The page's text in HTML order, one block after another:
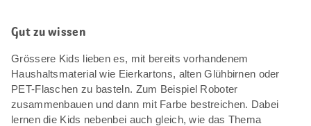
Gut zu wissen
Grössere Kids lieben es, mit bereits vorhandenem
Haushaltsmaterial wie Eierkartons, alten Glühbirnen oder
PET-Flaschen zu basteln. Zum Beispiel Roboter
zusammenbauen und dann mit Farbe bestreichen. Dabei
lernen die Kids nebenbei auch gleich, wie das Thema